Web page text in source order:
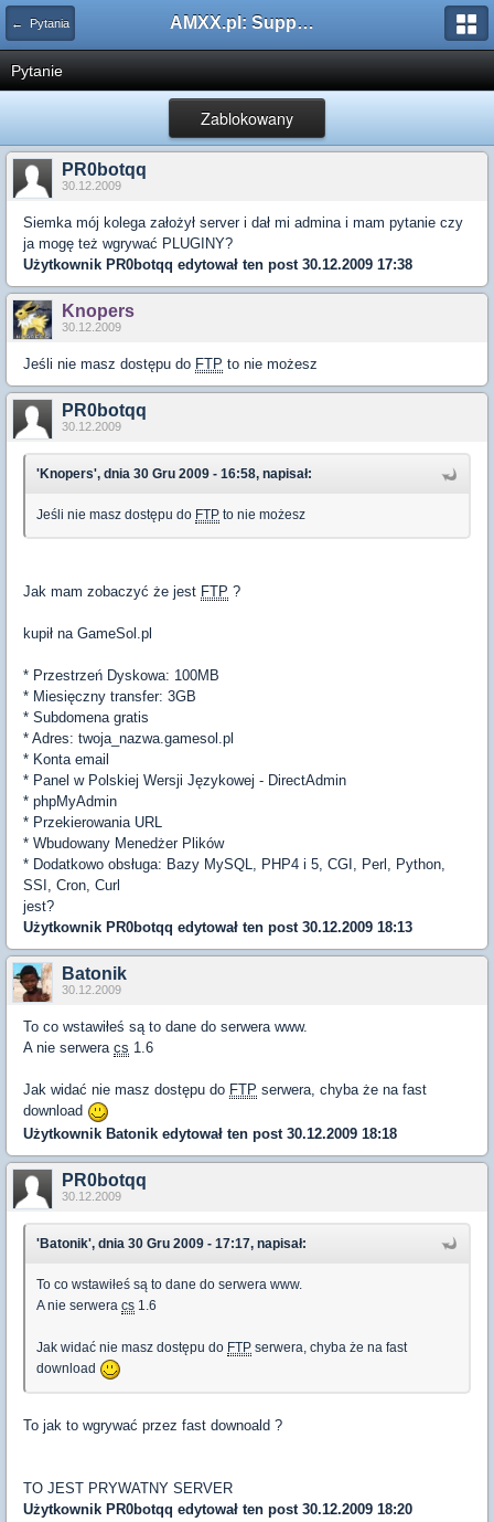
← Pytania AMXX.pl: Support AMX Mod X i SourceMod
Pytanie
Zablokowany
PR0botqq
30.12.2009
Siemka mój kolega założył server i dał mi admina i mam pytanie czy
ja mogę też wgrywać PLUGINY?
Użytkownik PR0botqq edytował ten post 30.12.2009 17:38
Knopers
30.12.2009
Jeśli nie masz dostępu do FTP to nie możesz
PR0botqq
30.12.2009
'Knopers', dnia 30 Gru 2009 - 16:58, napisał:
Jeśli nie masz dostępu do FTP to nie możesz
Jak mam zobaczyć że jest FTP ?
kupił na GameSol.pl
* Przestrzeń Dyskowa: 100MB
* Miesięczny transfer: 3GB
* Subdomena gratis
* Adres: twoja_nazwa.gamesol.pl
* Konta email
* Panel w Polskiej Wersji Językowej - DirectAdmin
* phpMyAdmin
* Przekierowania URL
* Wbudowany Menedżer Plików
* Dodatkowo obsługa: Bazy MySQL, PHP4 i 5, CGI, Perl, Python,
SSI, Cron, Curl
jest?
Użytkownik PR0botqq edytował ten post 30.12.2009 18:13
Batonik
30.12.2009
To co wstawiłeś są to dane do serwera www.
A nie serwera cs 1.6
Jak widać nie masz dostępu do FTP serwera, chyba że na fast
download
Użytkownik Batonik edytował ten post 30.12.2009 18:18
PR0botqq
30.12.2009
'Batonik', dnia 30 Gru 2009 - 17:17, napisał:
To co wstawiłeś są to dane do serwera www.
A nie serwera cs 1.6
Jak widać nie masz dostępu do FTP serwera, chyba że na fast
download
To jak to wgrywać przez fast downoald ?
TO JEST PRYWATNY SERVER
Użytkownik PR0botqq edytował ten post 30.12.2009 18:20